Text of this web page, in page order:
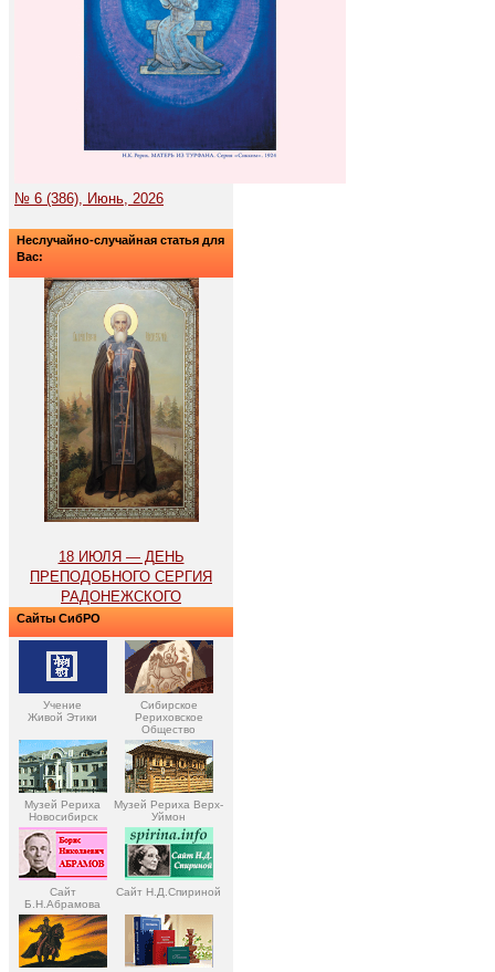
№ 6 (386), Июнь, 2026
Неслучайно-случайная статья для
Вас:
18 ИЮЛЯ — ДЕНЬ
ПРЕПОДОБНОГО СЕРГИЯ
РАДОНЕЖСКОГО
Сайты СибРО
Учение
Живой Этики
Сибирское
Рериховское
Общество
Музей Рериха
Новосибирск
Музей Рериха Верх-
Уймон
Сайт
Б.Н.Абрамова
Сайт Н.Д.Спириной